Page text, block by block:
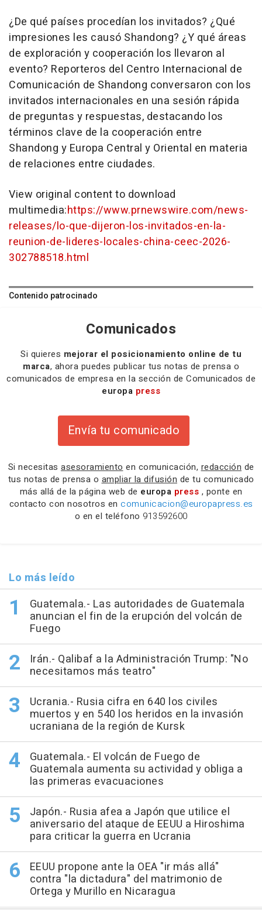
¿De qué países procedían los invitados? ¿Qué
impresiones les causó Shandong? ¿Y qué áreas
de exploración y cooperación los llevaron al
evento? Reporteros del Centro Internacional de
Comunicación de Shandong conversaron con los
invitados internacionales en una sesión rápida
de preguntas y respuestas, destacando los
términos clave de la cooperación entre
Shandong y Europa Central y Oriental en materia
de relaciones entre ciudades.
View original content to download
multimedia:https://www.prnewswire.com/news-
releases/lo-que-dijeron-los-invitados-en-la-
reunion-de-lideres-locales-china-ceec-2026-
302788518.html
Contenido patrocinado
Comunicados
Si quieres mejorar el posicionamiento online de tu
marca, ahora puedes publicar tus notas de prensa o
comunicados de empresa en la sección de Comunicados de
europa press
Envía tu comunicado
Si necesitas asesoramiento en comunicación, redacción de
tus notas de prensa o ampliar la difusión de tu comunicado
más allá de la página web de europa press , ponte en
contacto con nosotros en comunicacion@europapress.es
o en el teléfono 913592600
Lo más leído
Guatemala.- Las autoridades de Guatemala
anuncian el fin de la erupción del volcán de
Fuego
Irán.- Qalibaf a la Administración Trump: "No
necesitamos más teatro"
Ucrania.- Rusia cifra en 640 los civiles
muertos y en 540 los heridos en la invasión
ucraniana de la región de Kursk
Guatemala.- El volcán de Fuego de
Guatemala aumenta su actividad y obliga a
las primeras evacuaciones
Japón.- Rusia afea a Japón que utilice el
aniversario del ataque de EEUU a Hiroshima
para criticar la guerra en Ucrania
EEUU propone ante la OEA "ir más allá"
contra "la dictadura" del matrimonio de
Ortega y Murillo en Nicaragua